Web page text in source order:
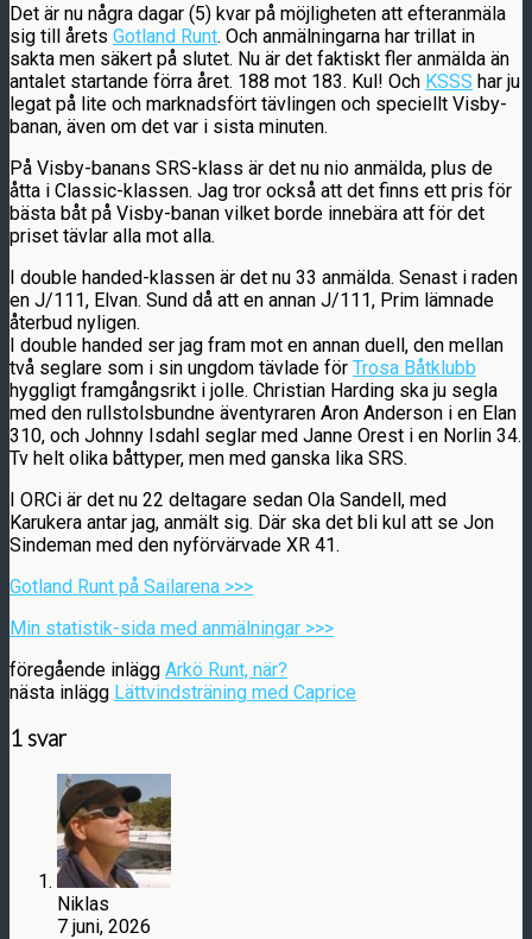
Det är nu några dagar (5) kvar på möjligheten att efteranmäla
sig till årets Gotland Runt. Och anmälningarna har trillat in
sakta men säkert på slutet. Nu är det faktiskt fler anmälda än
antalet startande förra året. 188 mot 183. Kul! Och KSSS har ju
legat på lite och marknadsfört tävlingen och speciellt Visby-
banan, även om det var i sista minuten.
På Visby-banans SRS-klass är det nu nio anmälda, plus de
åtta i Classic-klassen. Jag tror också att det finns ett pris för
bästa båt på Visby-banan vilket borde innebära att för det
priset tävlar alla mot alla.
I double handed-klassen är det nu 33 anmälda. Senast i raden
en J/111, Elvan. Sund då att en annan J/111, Prim lämnade
återbud nyligen.
I double handed ser jag fram mot en annan duell, den mellan
två seglare som i sin ungdom tävlade för Trosa Båtklubb
hyggligt framgångsrikt i jolle. Christian Harding ska ju segla
med den rullstolsbundne äventyraren Aron Anderson i en Elan
310, och Johnny Isdahl seglar med Janne Orest i en Norlin 34.
Tv helt olika båttyper, men med ganska lika SRS.
I ORCi är det nu 22 deltagare sedan Ola Sandell, med
Karukera antar jag, anmält sig. Där ska det bli kul att se Jon
Sindeman med den nyförvärvade XR 41.
Gotland Runt på Sailarena >>>
Min statistik-sida med anmälningar >>>
föregående inlägg Arkö Runt, när?
nästa inlägg Lättvindsträning med Caprice
1 svar
Niklas
7 juni, 2026